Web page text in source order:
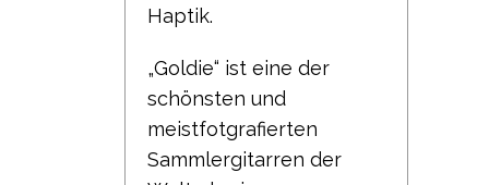
Haptik.
„Goldie“ ist eine der
schönsten und
meistfotgrafierten
Sammlergitarren der